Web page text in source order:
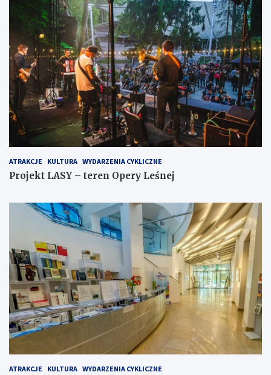
ATRAKCJE KULTURA WYDARZENIA CYKLICZNE
Projekt LASY – teren Opery Leśnej
ATRAKCJE KULTURA WYDARZENIA CYKLICZNE